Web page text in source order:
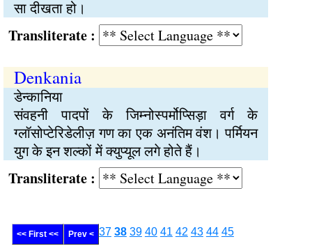
सा दीखता हो।
:
Denkania
डेन्कानिया
संवहनी पादपों के जिम्नोस्पर्मोप्सिड़ा वर्ग के
ग्लॉसोप्टेरिडेलीज़ गण का एक अनंतिम वंश। पर्मियन
युग के इन शल्कों में क्युप्यूल लगे होते हैं।
:
<< First << Prev < 37 38 39 40 41 42 43 44 45